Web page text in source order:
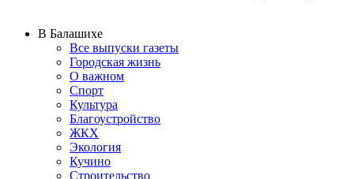
В Балашихе
Все выпуски газеты
Городская жизнь
О важном
Спорт
Культура
Благоустройство
ЖКХ
Экология
Кучино
Строительство